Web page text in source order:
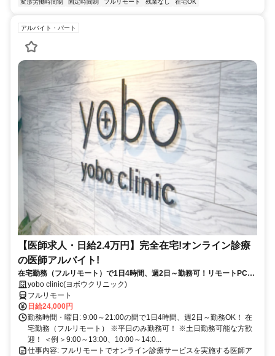
変形労働時間制 固定時間制 フルリモート 残業なし 在宅OK
アルバイト・パート
【医師求人・日給2.4万円】完全在宅!オンライン診療
の医師アルバイト!
在宅勤務（フルリモート）で1日4時間、週2日～勤務可！リモートPC・
スマホ支給！
yobo clinic(ヨボウクリニック)
フルリモート
日給24,000円
勤務時間・曜日: 9:00～21:00の間で1日4時間、週2日～勤務OK！ 在
宅勤務（フルリモート） ※平日のみ勤務可！ ※土日勤務可能な方歓
迎！ ＜例＞9:00～13:00、10:00～14:0...
仕事内容: フルリモートでオンライン診療サービスを実施する医師ア